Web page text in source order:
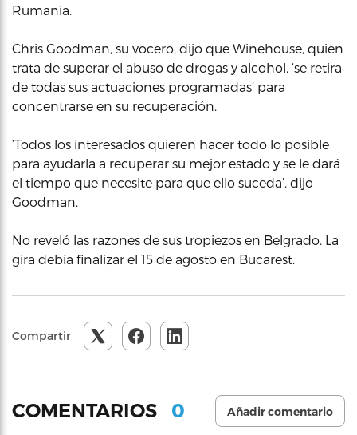
Rumania.
Chris Goodman, su vocero, dijo que Winehouse, quien
trata de superar el abuso de drogas y alcohol, ‘se retira
de todas sus actuaciones programadas’ para
concentrarse en su recuperación.
‘Todos los interesados quieren hacer todo lo posible
para ayudarla a recuperar su mejor estado y se le dará
el tiempo que necesite para que ello suceda’, dijo
Goodman.
No reveló las razones de sus tropiezos en Belgrado. La
gira debía finalizar el 15 de agosto en Bucarest.
Compartir
COMENTARIOS 0 Añadir comentario